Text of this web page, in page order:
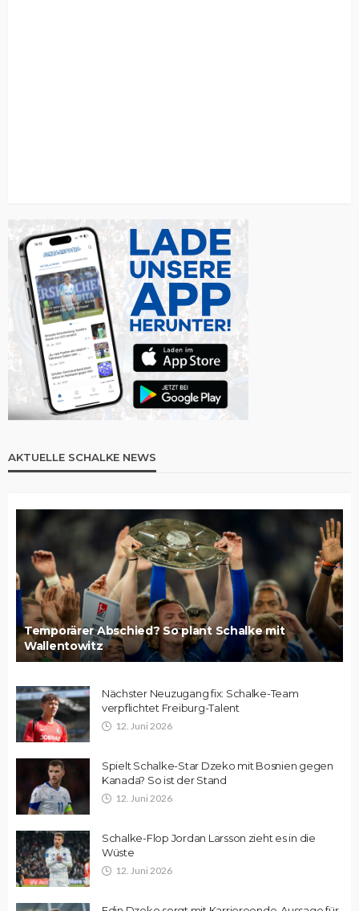
AKTUELLE SCHALKE NEWS
Temporärer Abschied? So plant Schalke mit
Wallentowitz
Nächster Neuzugang fix: Schalke-Team
verpflichtet Freiburg-Talent
12. Juni 2026
Spielt Schalke-Star Dzeko mit Bosnien gegen
Kanada? So ist der Stand
12. Juni 2026
Schalke-Flop Jordan Larsson zieht es in die
Wüste
12. Juni 2026